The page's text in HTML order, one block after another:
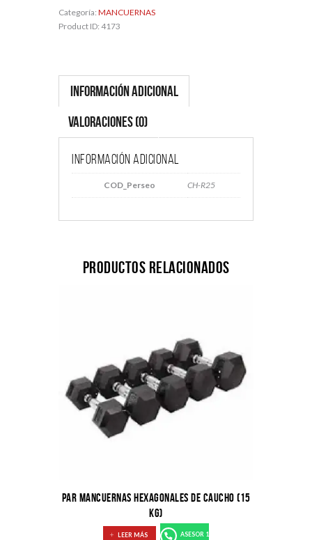
Categoría: MANCUERNAS
Product ID: 4173
Información adicional
Valoraciones (0)
Información adicional
COD_Perseo CH-R25
Productos relacionados
PAR MANCUERNAS HEXAGONALES DE CAUCHO (15
KG)
LEER MÁS ASESOR 1